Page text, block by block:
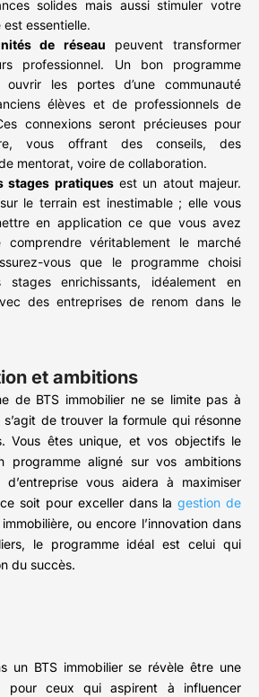
solides mais aussi stimuler votre
essentielle.
de réseau peuvent transformer
professionnel. Un bon programme
les portes d’une communauté
élèves et de professionnels de
connexions seront précieuses pour
vous offrant des conseils, des
mentorat, voire de collaboration.
stages pratiquesest un atout majeur.
sur le terrain est inestimable ; elle vous
en application ce que vous avez
véritablement le marché
vous que le programme choisi
stages enrichissants, idéalement en
des entreprises de renom dans le
et ambitions
de BTS immobilier ne se limite pas à
de trouver la formule qui résonne
Vous êtes unique, et vos objectifs le
programme aligné sur vos ambitions
vous aidera à maximiser
soit pour exceller dans lagestion de
ou encore l’innovation dans
le programme idéal est celui qui
du succès.
un BTS immobilier se révèle être une
pour ceux qui aspirent à influencer